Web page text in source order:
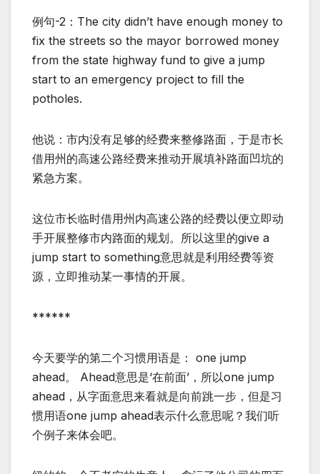
例句-2：The city didn’t have enough money to
fix the streets so the mayor borrowed money
from the state highway fund to give a jump
start to an emergency project to fill the
potholes.
他说：市内没有足够的经费来整修路面，于是市长
借用州的高速公路经费来推动开展填补路面凹坑的
紧急方案。
这位市长临时借用州内高速公路的经费以便立即动
手开展整修市内路面的规划。所以这里的give a
jump start to something意思就是利用经费等资
源，立即推动某一事情的开展。
******
今天要学的第二个习惯用语是： one jump
ahead。 Ahead意思是‘在前面’，所以one jump
ahead，从字面意思来看就是向前跳一步，但是习
惯用语one jump ahead表示什么意思呢？我们听
个例子来体会吧。